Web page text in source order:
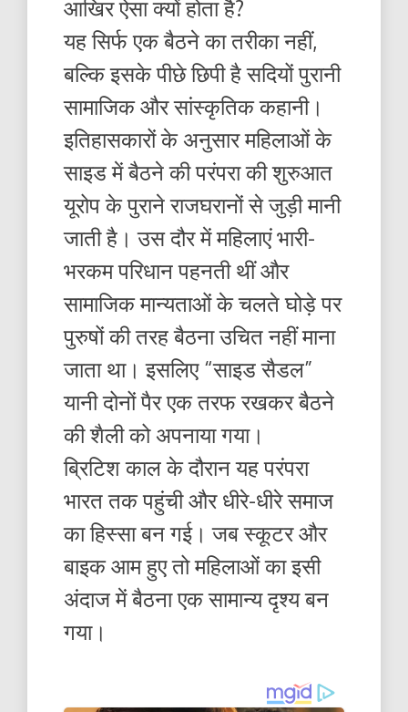
आखिर ऐसा क्यों होता है?
यह सिर्फ एक बैठने का तरीका नहीं,
बल्कि इसके पीछे छिपी है सदियों पुरानी
सामाजिक और सांस्कृतिक कहानी।
इतिहासकारों के अनुसार महिलाओं के
साइड में बैठने की परंपरा की शुरुआत
यूरोप के पुराने राजघरानों से जुड़ी मानी
जाती है। उस दौर में महिलाएं भारी-
भरकम परिधान पहनती थीं और
सामाजिक मान्यताओं के चलते घोड़े पर
पुरुषों की तरह बैठना उचित नहीं माना
जाता था। इसलिए “साइड सैडल”
यानी दोनों पैर एक तरफ रखकर बैठने
की शैली को अपनाया गया।
ब्रिटिश काल के दौरान यह परंपरा
भारत तक पहुंची और धीरे-धीरे समाज
का हिस्सा बन गई। जब स्कूटर और
बाइक आम हुए तो महिलाओं का इसी
अंदाज में बैठना एक सामान्य दृश्य बन
गया।